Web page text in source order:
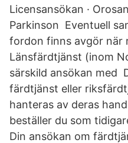
Licensansökan ·
Parkinson Eventuell
fordon finns avgör när
Länsfärdtjänst (inom
särskild ansökan med
färdtjänst eller
hanteras av deras
beställer du som
Din ansökan om